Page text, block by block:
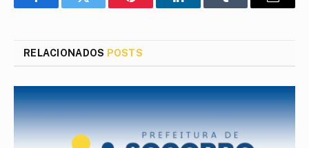
FacebookTwitter Pinterest LinkedInTumblr
E-
RELACIONADOS POSTS